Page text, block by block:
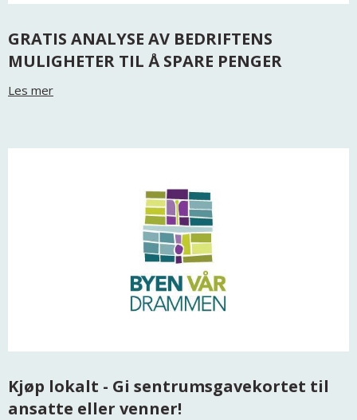
GRATIS ANALYSE AV BEDRIFTENS
MULIGHETER TIL Å SPARE PENGER
Les mer
Kjøp lokalt - Gi sentrumsgavekortet til
ansatte eller venner!